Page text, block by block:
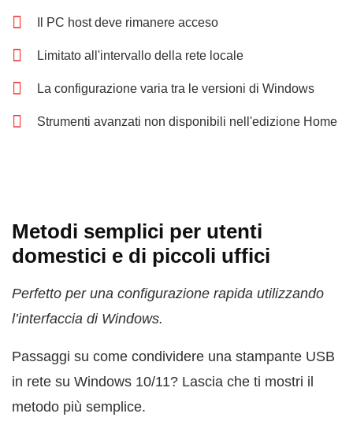
Il PC host deve rimanere acceso
Limitato all'intervallo della rete locale
La configurazione varia tra le versioni di Windows
Strumenti avanzati non disponibili nell'edizione Home
Metodi semplici per utenti
domestici e di piccoli uffici
Perfetto per una configurazione rapida utilizzando
l’interfaccia di Windows.
Passaggi su come condividere una stampante USB
in rete su Windows 10/11? Lascia che ti mostri il
metodo più semplice.